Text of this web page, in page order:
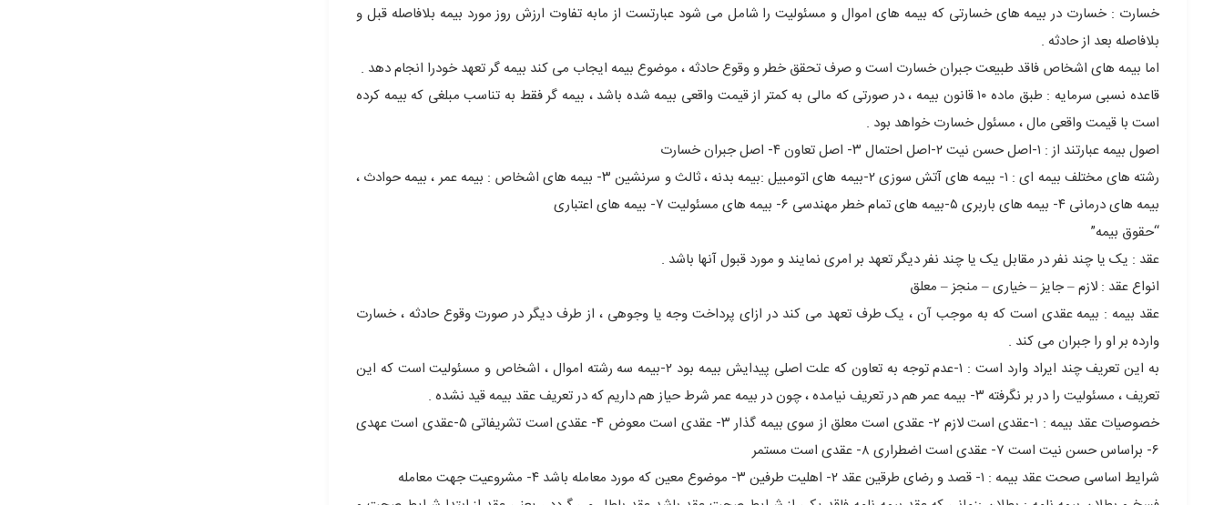
خسارت : خسارت در بیمه های خسارتی که بیمه های اموال و مسئولیت را شامل می شود عبارتست از مابه تفاوت ارزش روز مورد بیمه بلافاصله قبل و
بلافاصله بعد از حادثه .
اما بیمه های اشخاص فاقد طبیعت جبران خسارت است و صرف تحقق خطر و وقوع حادثه ، موضوع بیمه ایجاب می کند بیمه گر تعهد خودرا انجام دهد .
قاعده نسبی سرمایه : طبق ماده ۱۰ قانون بیمه ، در صورتی که مالی به کمتر از قیمت واقعی بیمه شده باشد ، بیمه گر فقط به تناسب مبلغی که بیمه کرده
است با قیمت واقعی مال ، مسئول خسارت خواهد بود .
اصول بیمه عبارتند از : ۱-اصل حسن نیت ۲-اصل احتمال ۳- اصل تعاون ۴- اصل جبران خسارت
رشته های مختلف بیمه ای : ۱- بیمه های آتش سوزی ۲-بیمه های اتومبیل :بیمه بدنه ، ثالث و سرنشین ۳- بیمه های اشخاص : بیمه عمر ، بیمه حوادث ،
بیمه های درمانی ۴- بیمه های باربری ۵-بیمه های تمام خطر مهندسی ۶- بیمه های مسئولیت ۷- بیمه های اعتباری
“حقوق بیمه”
عقد : یک یا چند نفر در مقابل یک یا چند نفر دیگر تعهد بر امری نمایند و مورد قبول آنها باشد .
انواع عقد : لازم – جایز – خیاری – منجز – معلق
عقد بیمه : بیمه عقدی است که به موجب آن ، یک طرف تعهد می کند در ازای پرداخت وجه یا وجوهی ، از طرف دیگر در صورت وقوع حادثه ، خسارت
وارده بر او را جبران می کند .
به این تعریف چند ایراد وارد است : ۱-عدم توجه به تعاون که علت اصلی پیدایش بیمه بود ۲-بیمه سه رشته اموال ، اشخاص و مسئولیت است که این
تعریف ، مسئولیت را در بر نگرفته ۳- بیمه عمر هم در تعریف نیامده ، چون در بیمه عمر شرط حیاز هم داریم که در تعریف عقد بیمه قید نشده .
خصوصیات عقد بیمه : ۱-عقدی است لازم ۲- عقدی است معلق از سوی بیمه گذار ۳- عقدی است معوض ۴- عقدی است تشریفاتی ۵-عقدی است عهدی
۶- براساس حسن نیت است ۷- عقدی است اضطراری ۸- عقدی است مستمر
شرایط اساسی صحت عقد بیمه : ۱- قصد و رضای طرقین عقد ۲- اهلیت طرفین ۳- موضوع معین که مورد معامله باشد ۴- مشروعیت جهت معامله